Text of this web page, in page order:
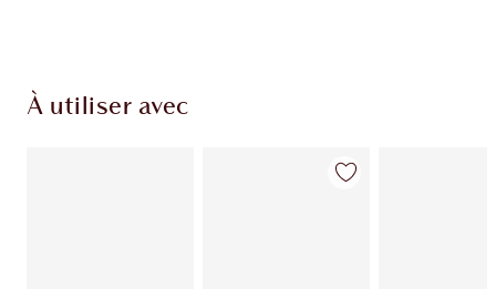
À utiliser avec